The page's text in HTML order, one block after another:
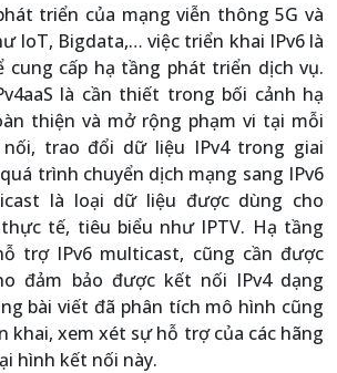
triển của mạng viễn thông 5G và
IoT, Bigdata,… việc triển khai IPv6 là
cấp hạ tầng phát triển dịch vụ.
là cần thiết trong bối cảnh hạ
thiện và mở rộng phạm vi tại mỗi
trao đổi dữ liệu IPv4 trong giai
trình chuyển dịch mạng sang IPv6
là loại dữ liệu được dùng cho
tế, tiêu biểu như IPTV. Hạ tầng
trợ IPv6 multicast, cũng cần được
đảm bảo được kết nối IPv4 dạng
bài viết đã phân tích mô hình cũng
khai, xem xét sự hỗ trợ của các hãng
hình kết nối này.